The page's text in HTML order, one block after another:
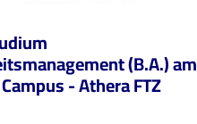
(B.A.) am
- Athera FTZ